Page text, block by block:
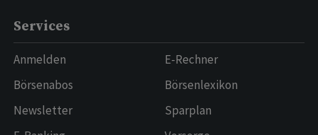
Services
Anmelden
Börsenabos
Newsletter
E-Rechner
Börsenlexikon
Sparplan